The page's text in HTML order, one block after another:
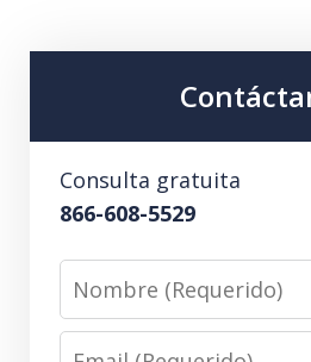
Consulta gratuita
866-608-5529
Nombre
(Requerido)
Email